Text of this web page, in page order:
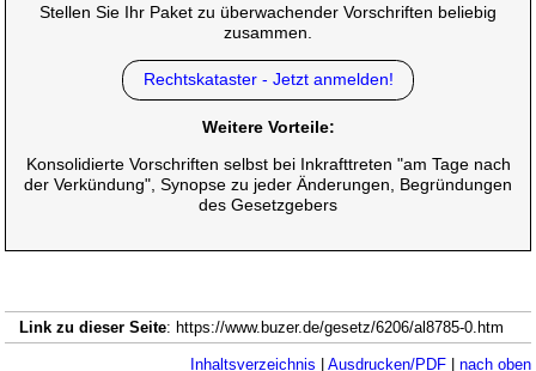
Stellen Sie Ihr Paket zu überwachender Vorschriften beliebig
zusammen.
Rechtskataster - Jetzt anmelden!
Weitere Vorteile:
Konsolidierte Vorschriften selbst bei Inkrafttreten "am Tage nach
der Verkündung", Synopse zu jeder Änderungen, Begründungen
des Gesetzgebers
Link zu dieser Seite: https://www.buzer.de/gesetz/6206/al8785-0.htm
Inhaltsverzeichnis Ausdrucken/PDF| nach oben